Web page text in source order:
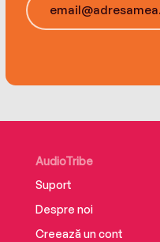
AudioTribe
Suport
Despre noi
Creează un cont